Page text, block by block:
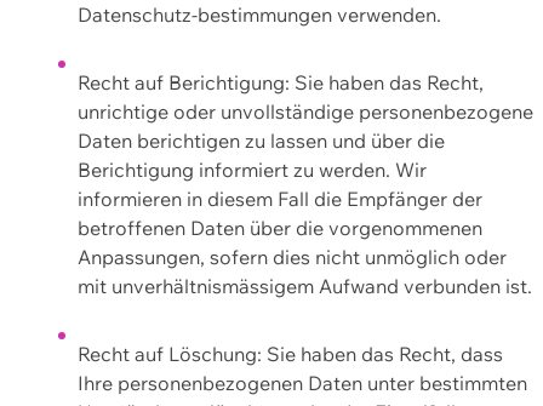
Datenschutz-bestimmungen verwenden.
Recht auf Berichtigung: Sie haben das Recht,
unrichtige oder unvollständige personenbezogene
Daten berichtigen zu lassen und über die
Berichtigung informiert zu werden. Wir
informieren in diesem Fall die Empfänger der
betroffenen Daten über die vorgenommenen
Anpassungen, sofern dies nicht unmöglich oder
mit unverhältnismässigem Aufwand verbunden ist.
Recht auf Löschung: Sie haben das Recht, dass
Ihre personenbezogenen Daten unter bestimmten